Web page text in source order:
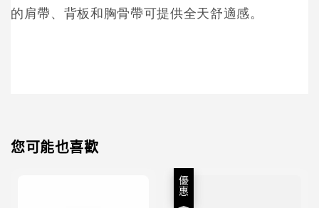
的肩帶、背板和胸骨帶可提供全天舒適感。
您可能也喜歡
優惠